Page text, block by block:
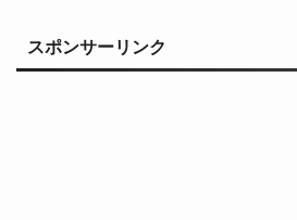
スポンサーリンク